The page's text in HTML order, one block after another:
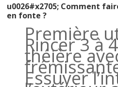
u0026#x2705; Comment
en fonte ?
Première
Rincer 3 à
théière
Essuyer